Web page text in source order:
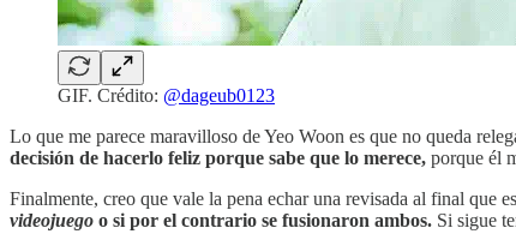
GIF. Crédito: @dageub0123
Lo que me parece maravilloso de Yeo Woon es que no queda
decisión de hacerlo feliz porque sabe que lo merece, porque él
Finalmente, creo que vale la pena echar una revisada al final que
videojuego o si por el contrario se fusionaron ambos. Si sigue